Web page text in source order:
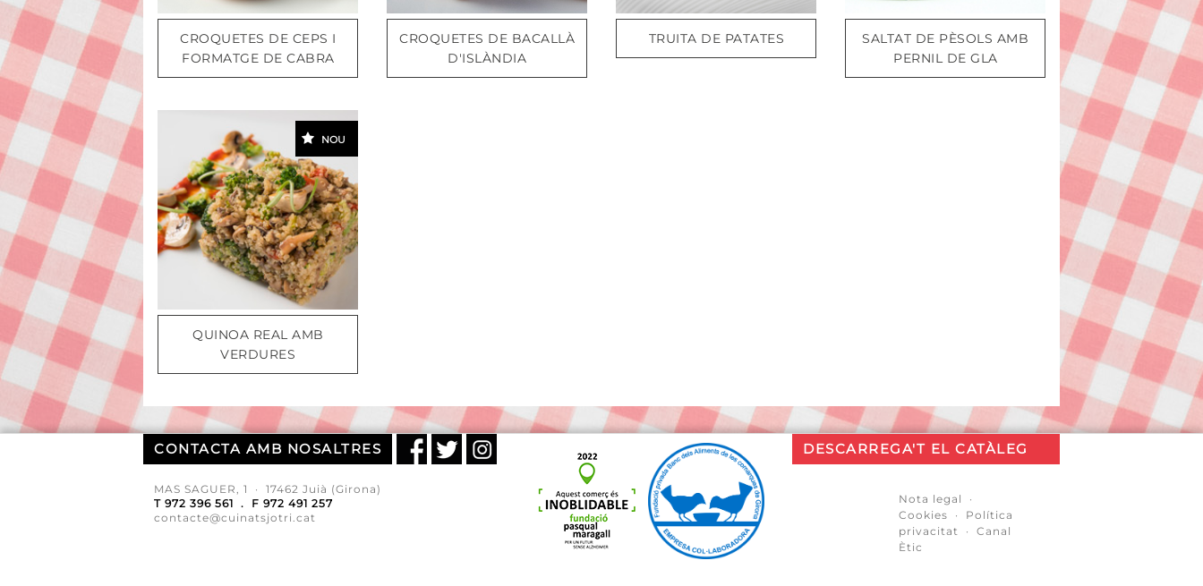
CROQUETES DE CEPS I
FORMATGE DE CABRA
CROQUETES DE BACALLÀ
D'ISLÀNDIA
TRUITA DE PATATES
SALTAT DE PÈSOLS AMB
PERNIL DE GLA
QUINOA REAL AMB
VERDURES
NOU
CONTACTA AMB NOSALTRES
MAS SAGUER, 1 · 17462 Juià (Girona)
T 972 396 561 . F 972 491 257
contacte@cuinatsjotri.cat
DESCARREGA'T EL CATÀLEG
Nota legal
·
Cookies · Política
privacitat · Canal
Ètic